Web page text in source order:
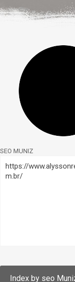
SEO MUNIZ